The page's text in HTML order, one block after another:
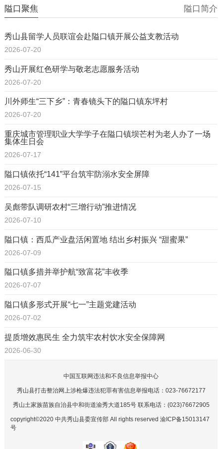
隘口聚焦 隘口简介
秀山县留学人员联谊会赴隘口镇开展公益支教活动
2026-07-20
秀山开展红色研学与敬老志愿服务活动
2026-07-20
川外师生“三下乡”：青春镜头下的隘口镇东坪村
2026-07-20
重庆城市管理职业大学学子在隘口镇坝芒村为老人办了一场
集体生日会
2026-07-17
隘口镇依托“141”平台筑牢防溺水安全屏障
2026-07-15
吴彪带队调研农村“三增行动”推进情况
2026-07-10
隘口镇：西瓜产业盘活闲置地 结出乡村振兴 “甜蜜果”
2026-07-09
隘口镇多措并举护航“致富花”丰收季
2026-07-07
隘口镇多形式开展“七一”主题党建活动
2026-07-02
提质增效惠民生 全力筑牢农村饮水安全保障网
2026-06-30
中国互联网违法和不良信息举报中心
秀山县打击整治网上涉枪爆违法犯罪有害信息举报电话：023-76672177
秀山土家族苗族自治县中和街道渝秀大道185号 联系电话：(023)76672905
copyright©2020 中共秀山县委宣传部 All rights reserved 渝ICP备15013147
号